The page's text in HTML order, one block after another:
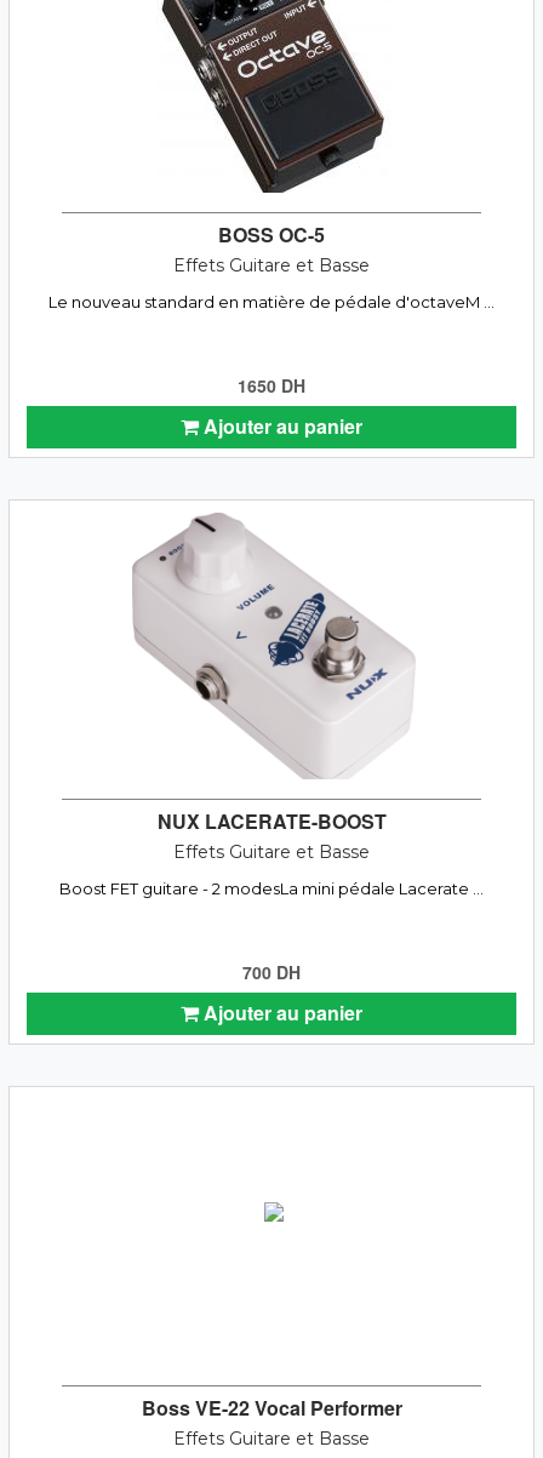
BOSS OC-5
Effets Guitare et Basse
Le nouveau standard en matière de pédale d'octaveM ...
1650 DH
Ajouter au panier
NUX LACERATE-BOOST
Effets Guitare et Basse
Boost FET guitare - 2 modesLa mini pédale Lacerate ...
700 DH
Ajouter au panier
Boss VE-22 Vocal Performer
Effets Guitare et Basse